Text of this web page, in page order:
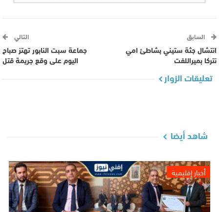
السابق
انتشال جثة ستيني بشاطئ امي
نتركا بميراللفت
التالي
جماعة سبت النابور تهتز صباح
اليوم على وقع جريمة قتل
تعليقات الزوار
شاهد أيضا
أخبار إقليمية